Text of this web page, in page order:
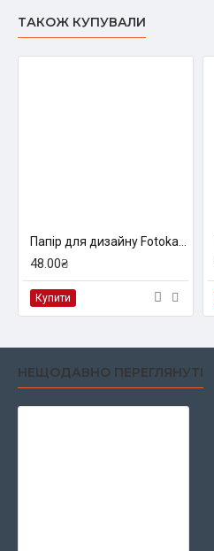
ТАКОЖ КУПУВАЛИ
48.00₴
Купити
НЕЩОДАВНО ПЕРЕГЛЯНУТІ